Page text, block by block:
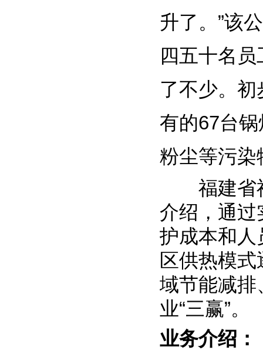
升了。”该
四五十名
了不少。
有的67台
粉尘等污染
福建省福
介绍，通过
护成本和人
区供热模式
域节能减排
业“三赢”。
业务介绍：